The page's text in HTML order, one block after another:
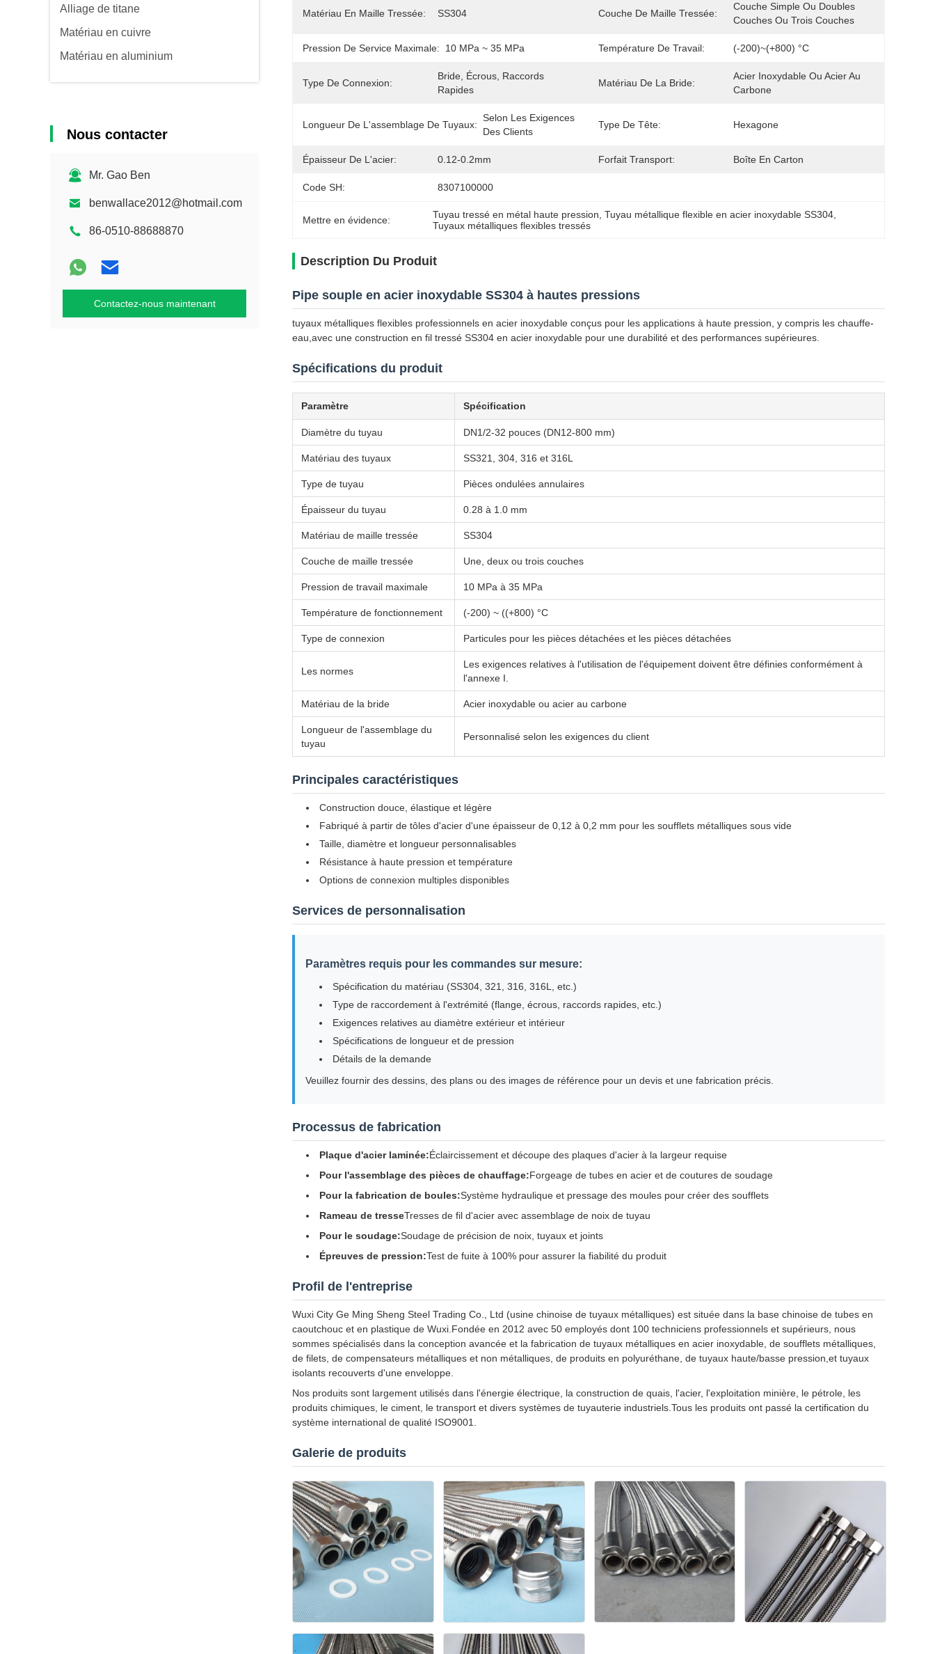
Alliage de titane
Matériau en cuivre
Matériau en aluminium
Nous contacter
Mr. Gao Ben
benwallace2012@hotmail.com
86-0510-88688870
Contactez-nous maintenant
Matériau En Maille Tressée: SS304 Couche De Maille Tressée:
Couche Simple Ou Doubles
Couches Ou Trois Couches
Pression De Service Maximale: 10 MPa ~ 35 MPa Température De Travail: (-200)~(+800) °C
Type De Connexion:
Bride, Écrous, Raccords
Rapides
Matériau De La Bride:
Acier Inoxydable Ou Acier Au
Carbone
Longueur De L'assemblage De Tuyaux:
Selon Les Exigences
Des Clients
Type De Tête: Hexagone
Épaisseur De L'acier: 0.12-0.2mm Forfait Transport: Boîte En Carton
Code SH: 8307100000
Mettre en évidence: Tuyau tressé en métal haute pression , Tuyau métallique flexible en acier inoxydable SS304
Tuyaux métalliques flexibles tressés
Description Du Produit
Pipe souple en acier inoxydable SS304 à hautes pressions
tuyaux métalliques flexibles professionnels en acier inoxydable conçus pour les applications à haute pression, y compris les chauffe-
eau,avec une construction en fil tressé SS304 en acier inoxydable pour une durabilité et des performances supérieures.
Spécifications du produit
Paramètre Spécification
Diamètre du tuyau DN1/2-32 pouces (DN12-800 mm)
Matériau des tuyaux SS321, 304, 316 et 316L
Type de tuyau Pièces ondulées annulaires
Épaisseur du tuyau 0.28 à 1.0 mm
Matériau de maille tressée SS304
Couche de maille tressée Une, deux ou trois couches
Pression de travail maximale 10 MPa à 35 MPa
Température de fonctionnement (-200) ~ ((+800) °C
Type de connexion Particules pour les pièces détachées et les pièces détachées
Les normes
Les exigences relatives à l'utilisation de l'équipement doivent être définies conformément à
l'annexe I.
Matériau de la bride Acier inoxydable ou acier au carbone
Longueur de l'assemblage du
tuyau
Personnalisé selon les exigences du client
Principales caractéristiques
Construction douce, élastique et légère
Fabriqué à partir de tôles d'acier d'une épaisseur de 0,12 à 0,2 mm pour les soufflets métalliques sous vide
Taille, diamètre et longueur personnalisables
Résistance à haute pression et température
Options de connexion multiples disponibles
Services de personnalisation
Paramètres requis pour les commandes sur mesure:
Spécification du matériau (SS304, 321, 316, 316L, etc.)
Type de raccordement à l'extrémité (flange, écrous, raccords rapides, etc.)
Exigences relatives au diamètre extérieur et intérieur
Spécifications de longueur et de pression
Détails de la demande
Veuillez fournir des dessins, des plans ou des images de référence pour un devis et une fabrication précis.
Processus de fabrication
Plaque d'acier laminée:Éclaircissement et découpe des plaques d'acier à la largeur requise
Pour l'assemblage des pièces de chauffage:Forgeage de tubes en acier et de coutures de soudage
Pour la fabrication de boules:Système hydraulique et pressage des moules pour créer des soufflets
Rameau de tresseTresses de fil d'acier avec assemblage de noix de tuyau
Pour le soudage:Soudage de précision de noix, tuyaux et joints
Épreuves de pression:Test de fuite à 100% pour assurer la fiabilité du produit
Profil de l'entreprise
Wuxi City Ge Ming Sheng Steel Trading Co., Ltd (usine chinoise de tuyaux métalliques) est située dans la base chinoise de tubes en
caoutchouc et en plastique de Wuxi.Fondée en 2012 avec 50 employés dont 100 techniciens professionnels et supérieurs, nous
sommes spécialisés dans la conception avancée et la fabrication de tuyaux métalliques en acier inoxydable, de soufflets métalliques,
de filets, de compensateurs métalliques et non métalliques, de produits en polyuréthane, de tuyaux haute/basse pression,et tuyaux
isolants recouverts d'une enveloppe.
Nos produits sont largement utilisés dans l'énergie électrique, la construction de quais, l'acier, l'exploitation minière, le pétrole, les
produits chimiques, le ciment, le transport et divers systèmes de tuyauterie industriels.Tous les produits ont passé la certification du
système international de qualité ISO9001.
Galerie de produits